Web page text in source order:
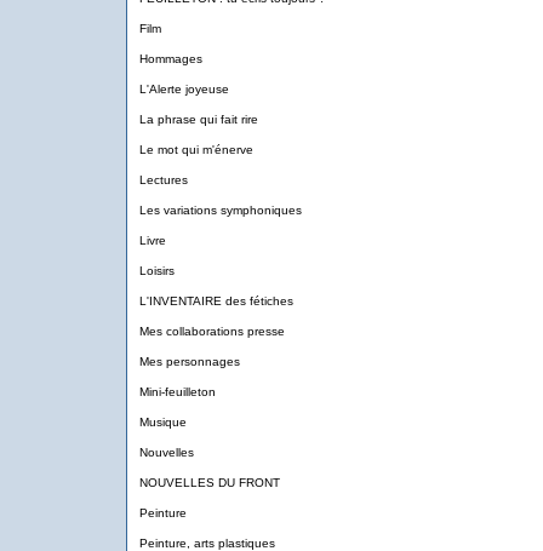
Film
Hommages
L'Alerte joyeuse
La phrase qui fait rire
Le mot qui m'énerve
Lectures
Les variations symphoniques
Livre
Loisirs
L'INVENTAIRE des fétiches
Mes collaborations presse
Mes personnages
Mini-feuilleton
Musique
Nouvelles
NOUVELLES DU FRONT
Peinture
Peinture, arts plastiques